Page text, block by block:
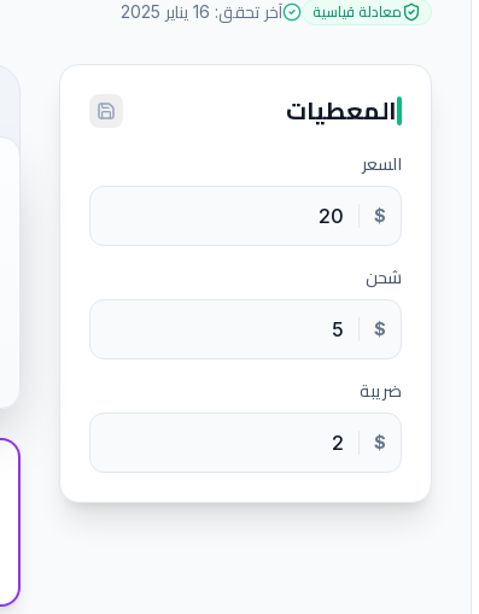
معادلة قياسية آخر تحقق: 16 يناير 2025
المعطيات
السعر
$
شحن
$
ضريبة
$